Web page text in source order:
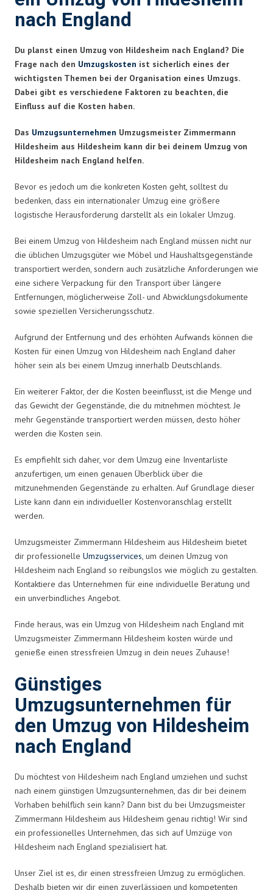
nach England
Du planst einen Umzug von Hildesheim nach England? Die
Frage nach den Umzugskosten ist sicherlich eines der
wichtigsten Themen bei der Organisation eines Umzugs.
Dabei gibt es verschiedene Faktoren zu beachten, die
Einfluss auf die Kosten haben.
Das Umzugsunternehmen Umzugsmeister Zimmermann
Hildesheim aus Hildesheim kann dir bei deinem Umzug von
Hildesheim nach England helfen.
Bevor es jedoch um die konkreten Kosten geht, solltest du
bedenken, dass ein internationaler Umzug eine größere
logistische Herausforderung darstellt als ein lokaler Umzug.
Bei einem Umzug von Hildesheim nach England müssen nicht nur
die üblichen Umzugsgüter wie Möbel und Haushaltsgegenstände
transportiert werden, sondern auch zusätzliche Anforderungen wie
eine sichere Verpackung für den Transport über längere
Entfernungen, möglicherweise Zoll- und Abwicklungsdokumente
sowie speziellen Versicherungsschutz.
Aufgrund der Entfernung und des erhöhten Aufwands können die
Kosten für einen Umzug von Hildesheim nach England daher
höher sein als bei einem Umzug innerhalb Deutschlands.
Ein weiterer Faktor, der die Kosten beeinflusst, ist die Menge und
das Gewicht der Gegenstände, die du mitnehmen möchtest. Je
mehr Gegenstände transportiert werden müssen, desto höher
werden die Kosten sein.
Es empfiehlt sich daher, vor dem Umzug eine Inventarliste
anzufertigen, um einen genauen Überblick über die
mitzunehmenden Gegenstände zu erhalten. Auf Grundlage dieser
Liste kann dann ein individueller Kostenvoranschlag erstellt
werden.
Umzugsmeister Zimmermann Hildesheim aus Hildesheim bietet
dir professionelle Umzugsservices, um deinen Umzug von
Hildesheim nach England so reibungslos wie möglich zu gestalten.
Kontaktiere das Unternehmen für eine individuelle Beratung und
ein unverbindliches Angebot.
Finde heraus, was ein Umzug von Hildesheim nach England mit
Umzugsmeister Zimmermann Hildesheim kosten würde und
genieße einen stressfreien Umzug in dein neues Zuhause!
Günstiges
Umzugsunternehmen für
den Umzug von Hildesheim
nach England
Du möchtest von Hildesheim nach England umziehen und suchst
nach einem günstigen Umzugsunternehmen, das dir bei deinem
Vorhaben behilflich sein kann? Dann bist du bei Umzugsmeister
Zimmermann Hildesheim aus Hildesheim genau richtig! Wir sind
ein professionelles Unternehmen, das sich auf Umzüge von
Hildesheim nach England spezialisiert hat.
Unser Ziel ist es, dir einen stressfreien Umzug zu ermöglichen.
Deshalb bieten wir dir einen zuverlässigen und kompetenten